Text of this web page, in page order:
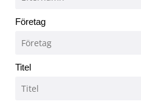
Företag
Titel